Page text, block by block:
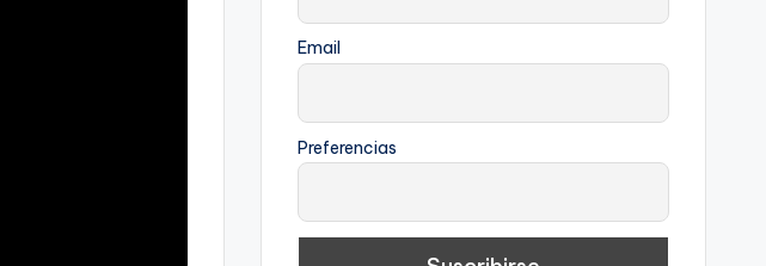
Email
Preferencias